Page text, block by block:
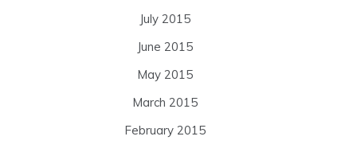
July 2015
June 2015
May 2015
March 2015
February 2015